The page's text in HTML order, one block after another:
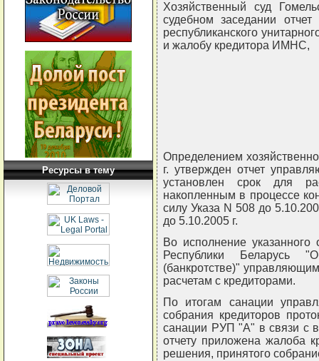
Ресурсы в тему
Хозяйственный суд
судебном заседании
республиканского
и жалобу кредитора ИМНС,
Определением
г. утвержден отчет
установлен срок для
накопленным в процессе
силу Указа N 508 до
до 5.10.2005 г.
Во исполнение указанного
Республики Беларусь
(банкротстве)"
расчетам с кредиторами.
По итогам санации
собрания кредиторов
санации РУП "А" в связи с
отчету приложена жалоба
решения, принятого